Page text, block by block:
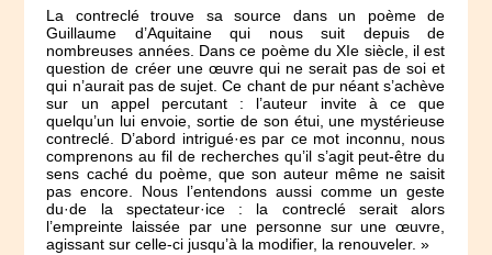
La contreclé trouve sa source dans un poème de
Guillaume d’Aquitaine qui nous suit depuis de
nombreuses années. Dans ce poème du XIe siècle, il est
question de créer une œuvre qui ne serait pas de soi et
qui n’aurait pas de sujet. Ce chant de pur néant s’achève
sur un appel percutant : l’auteur invite à ce que
quelqu’un lui envoie, sortie de son étui, une mystérieuse
contreclé. D’abord intrigué·es par ce mot inconnu, nous
comprenons au fil de recherches qu’il s’agit peut-être du
sens caché du poème, que son auteur même ne saisit
pas encore. Nous l’entendons aussi comme un geste
du·de la spectateur·ice : la contreclé serait alors
l’empreinte laissée par une personne sur une œuvre,
agissant sur celle-ci jusqu’à la modifier, la renouveler. »